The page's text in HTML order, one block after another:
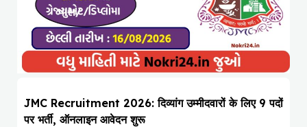
JMC Recruitment 2026: दिव्यांग उम्मीदवारों के लिए 9 पदों
पर भर्ती, ऑनलाइन आवेदन शुरू